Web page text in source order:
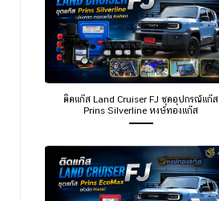
ติดแก๊ส Land Cruiser FJ ชุดอุปกรณ์แก๊ส
Prins Silverline หงษ์ทองแก๊ส